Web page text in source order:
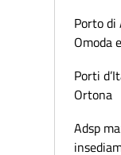
Porto di
Omoda
Porti
Ortona
Adsp